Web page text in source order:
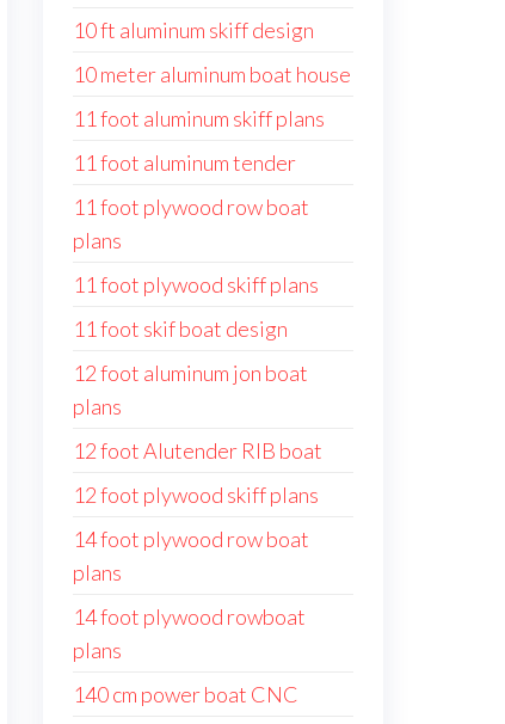
10 ft aluminum skiff design
10 meter aluminum boat house
11 foot aluminum skiff plans
11 foot aluminum tender
11 foot plywood row boat
plans
11 foot plywood skiff plans
11 foot skif boat design
12 foot aluminum jon boat
plans
12 foot Alutender RIB boat
12 foot plywood skiff plans
14 foot plywood row boat
plans
14 foot plywood rowboat
plans
140 cm power boat CNC